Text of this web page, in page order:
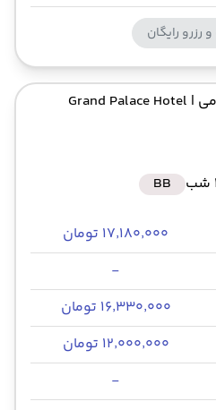
رزرو رایگان
| Grand Palace Hotel
BB
۱۷٬۱۸۰٬۰۰۰ تومان
-
۱۶٬۳۳۰٬۰۰۰ تومان
۱۲٬۰۰۰٬۰۰۰ تومان
-